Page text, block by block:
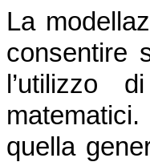
La
consentire
l’utilizzo
quella